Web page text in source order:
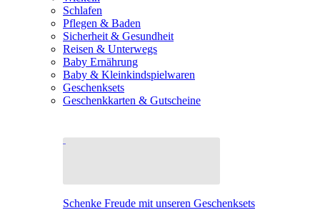
Schlafen
Pflegen & Baden
Sicherheit & Gesundheit
Reisen & Unterwegs
Baby Ernährung
Baby & Kleinkindspielwaren
Geschenksets
Geschenkkarten & Gutscheine
Schenke Freude mit unseren Geschenksets